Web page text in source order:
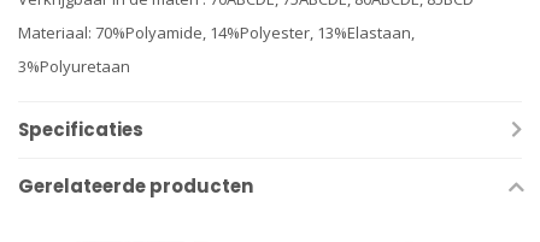
Materiaal: 70%Polyamide, 14%Polyester, 13%Elastaan,
3%Polyuretaan
Specificaties
Gerelateerde producten